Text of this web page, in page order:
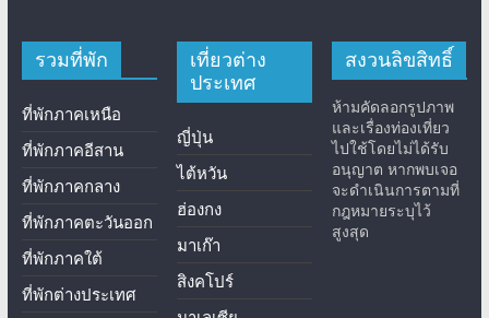
รวมที่พัก
ที่พักภาคเหนือ
ที่พักภาคอีสาน
ที่พักภาคกลาง
ที่พักภาคตะวันออก
ที่พักภาคใต้
ที่พักต่างประเทศ
เที่ยวต่าง
ประเทศ
ญี่ปุ่น
ไต้หวัน
ฮ่องกง
มาเก๊า
สิงคโปร์
สงวนลิขสิทธิ์
ห้ามคัดลอกรูปภาพ
และเรื่องท่องเที่ยว
ไปใช้โดยไม่ได้รับ
อนุญาต หากพบเจอ
จะดำเนินการตามที่
กฎหมายระบุไว้
สูงสุด